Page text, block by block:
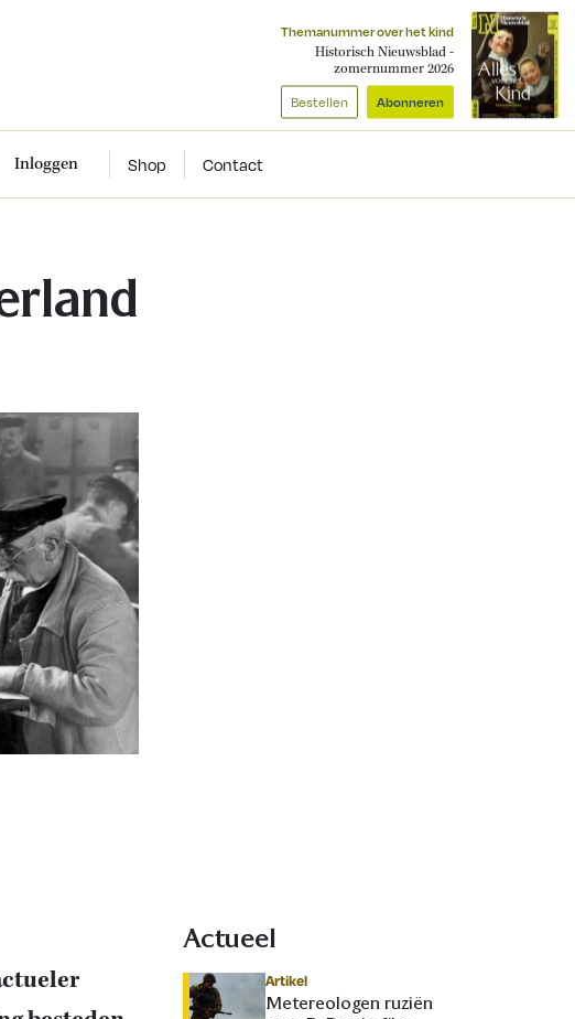
Themanummer over het kind
Historisch Nieuwsblad -
zomernummer 2026
Bestellen Abonneren
Inloggen Shop Contact
Actueel
Artikel
Metereologen ruziën